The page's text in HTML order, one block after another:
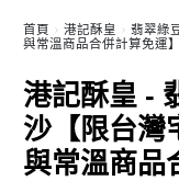
首頁 港記酥皇
翡翠綠
與常溫商品合併計算免運】
港記酥皇 -
沙【限台灣
與常溫商品